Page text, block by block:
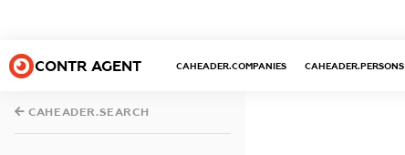
CONTR AGENT CAHEADER.COMPANIES CAHEADER.PERSONS
CAHEADER.SEARCH